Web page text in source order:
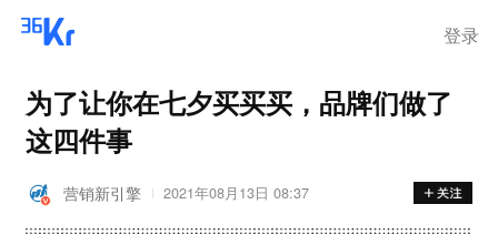
登录
为了让你在七夕买买买，品牌们做了
这四件事
营销新引擎 2021年08月13日 08:37